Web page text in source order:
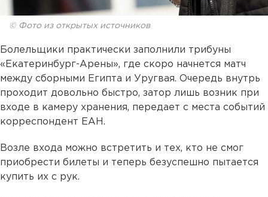
© Фото из открытых источников
Болельщики практически заполнили трибуны
«Екатеринбург-Арены», где скоро начнется матч
между сборными Египта и Уругвая. Очередь внутрь
проходит довольно быстро, затор лишь возник при
входе в камеру хранения, передает с места событий
корреспондент ЕАН.
Возле входа можно встретить и тех, кто не смог
приобрести билеты и теперь безуспешно пытается
купить их с рук.